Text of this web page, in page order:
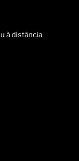
à distância